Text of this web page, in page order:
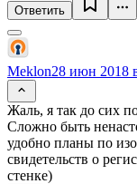
Ответить
Meklon28 июн 2018
Жаль, я так до сих
Сложно быть
удобно планы по
свидетельств о
стенке)